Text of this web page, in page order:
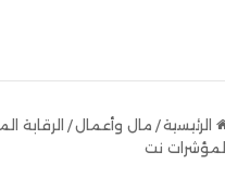
الرئيسية/ مال وأعمال/
المؤشرات نت